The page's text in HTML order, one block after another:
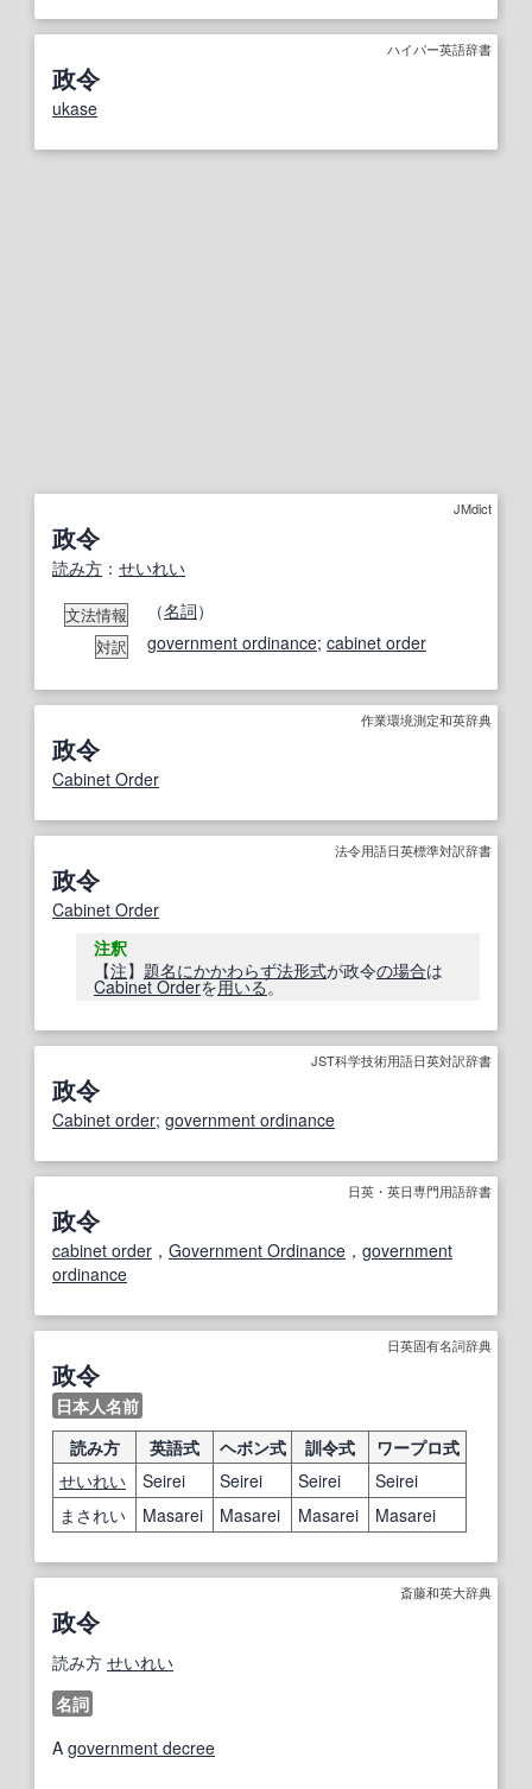
ハイパー英語辞書
政令
ukase
JMdict
政令
読み方 ： せいれい
文法情報 （名詞）
対訳 government ordinance; cabinet order
作業環境測定和英辞典
政令
Cabinet Order
法令用語日英標準対訳辞書
政令
Cabinet Order
注釈
【注】 題名にかかわらず法形式が政令の場合は
Cabinet Orderを用いる。
JST科学技術用語日英対訳辞書
政令
Cabinet order; government ordinance
日英・英日専門用語辞書
政令
cabinet order ， Government Ordinance ， government
ordinance
日英固有名詞辞典
政令
日本人名前
読み方
英語式 ヘボン式 訓令式
ワープロ式
せいれい
Seirei Seirei Seirei
Seirei
まされい
Masarei Masarei Masarei Masarei
斎藤和英大辞典
政令
読み方 せいれい
名詞
A government decree